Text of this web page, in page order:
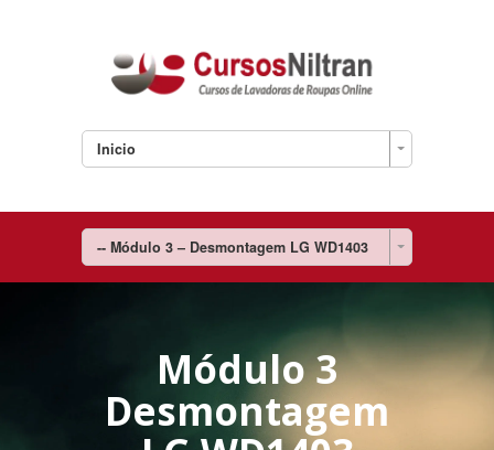
Inicio
-- Módulo 3 – Desmontagem LG WD1403
Módulo 3
Desmontagem